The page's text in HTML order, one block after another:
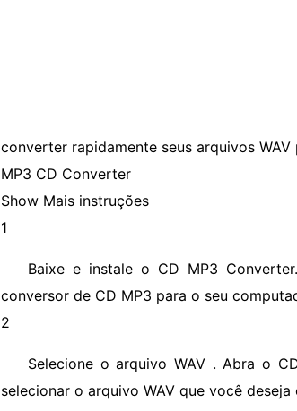
converter rapidamente seus arquivos
MP3 CD Converter
Show Mais instruções
1
Baixe e instale o CD MP3
conversor de CD MP3 para o seu
2
Selecione o arquivo WAV . Abra o
selecionar o arquivo WAV que você deseja